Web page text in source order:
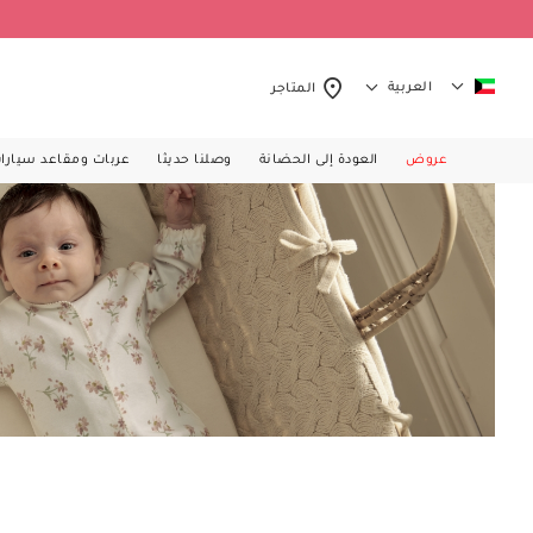
العربية المتاجر
عروض العودة إلى الحضانة وصلنا حديثا عربات ومقاعد